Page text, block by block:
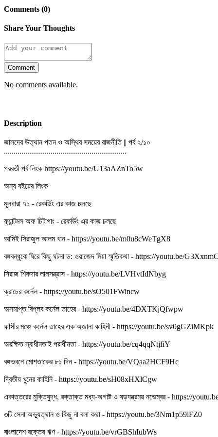
Comments (0)
Share Your Thoughts
Comment
No comments available.
Description
জাসদের উত্থান পতন ও অস্থির সময়ের রাজনীতি || পর্ব ২/১০
...............................................................
পরবর্তী পর্ব লিংক https://youtu.be/U13aAZnTo5w
অন্য বইয়ের লিংক
মূলধারা ৭১ - রেকর্ডিং এর কাজ চলছে
ফ্যান্টমস অফ চিটাগাং - রেকর্ডিং এর কাজ চলছে
আমিই সিরাজুল আলম খান - https://youtu.be/m0u8cWeTgX8
বঙ্গবন্ধুকে ঘিরে কিছু ঘটনা ড: ওয়াজেদ মিয়া স্মৃতিকথা - https://youtu.be/
সিরাজ শিকদার লালসন্ত্রাস - https://youtu.be/LVHvtIdNbyg
ক্রাচের কর্নেল - https://youtu.be/sO501FWincw
অসমাপ্ত বিপ্লব কর্নেল তাহের - https://youtu.be/4DXTKjQfwpw
ফাঁসীর মঞ্চে কর্নেল তাহের এক অজানা কাহিনী - https://youtu.be/sv0gGZiMKpk
অরক্ষিত স্বাধীনতাই পরাধীনতা - https://youtu.be/cq4qqNtjfiY
বঙ্গভবনে মোশতাকের ৮১ দিন - https://youtu.be/VQaa2HCF9Hc
দ্বিতীয় খুনের কাহিনি - https://youtu.be/sH08xHXlCgw
একাত্তরের মুক্তিযুদ্ধ, রক্তাক্ত মধ্য-অগাষ্ট ও ষড়যন্ত্রময় নভেম্বর - https://
৩টি সেনা অভ্যুত্থান ও কিছু না বলা কথা - https://youtu.be/3Nm1p59lFZ0
বাংলাদেশ রক্তের ঋণ - https://youtu.be/vrGBShIubWs